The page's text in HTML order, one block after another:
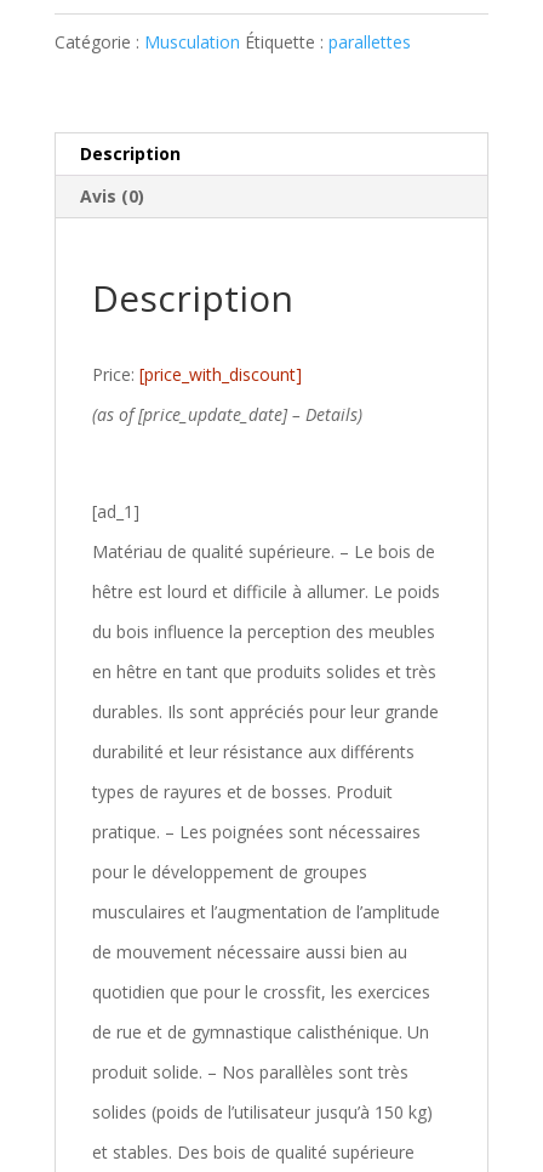
Catégorie : Musculation Étiquette : parallettes
Description
Avis (0)
Description
Price: [price_with_discount]
(as of [price_update_date] – Details)
[ad_1]
Matériau de qualité supérieure. – Le bois de
hêtre est lourd et difficile à allumer. Le poids
du bois influence la perception des meubles
en hêtre en tant que produits solides et très
durables. Ils sont appréciés pour leur grande
durabilité et leur résistance aux différents
types de rayures et de bosses. Produit
pratique. – Les poignées sont nécessaires
pour le développement de groupes
musculaires et l’augmentation de l’amplitude
de mouvement nécessaire aussi bien au
quotidien que pour le crossfit, les exercices
de rue et de gymnastique calisthénique. Un
produit solide. – Nos parallèles sont très
solides (poids de l’utilisateur jusqu’à 150 kg)
et stables. Des bois de qualité supérieure